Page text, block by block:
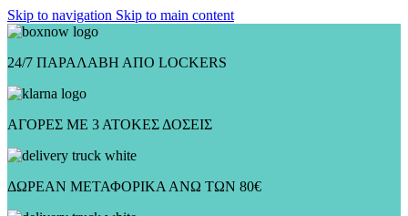
Skip to navigation Skip to main content
24/7 ΠΑΡΑΛΑΒΗ ΑΠΟ LOCKERS
ΑΓΟΡΕΣ ΜΕ 3 ΑΤΟΚΕΣ ΔΟΣΕΙΣ
ΔΩΡΕΑΝ ΜΕΤΑΦΟΡΙΚΑ ΑΝΩ ΤΩΝ 80€